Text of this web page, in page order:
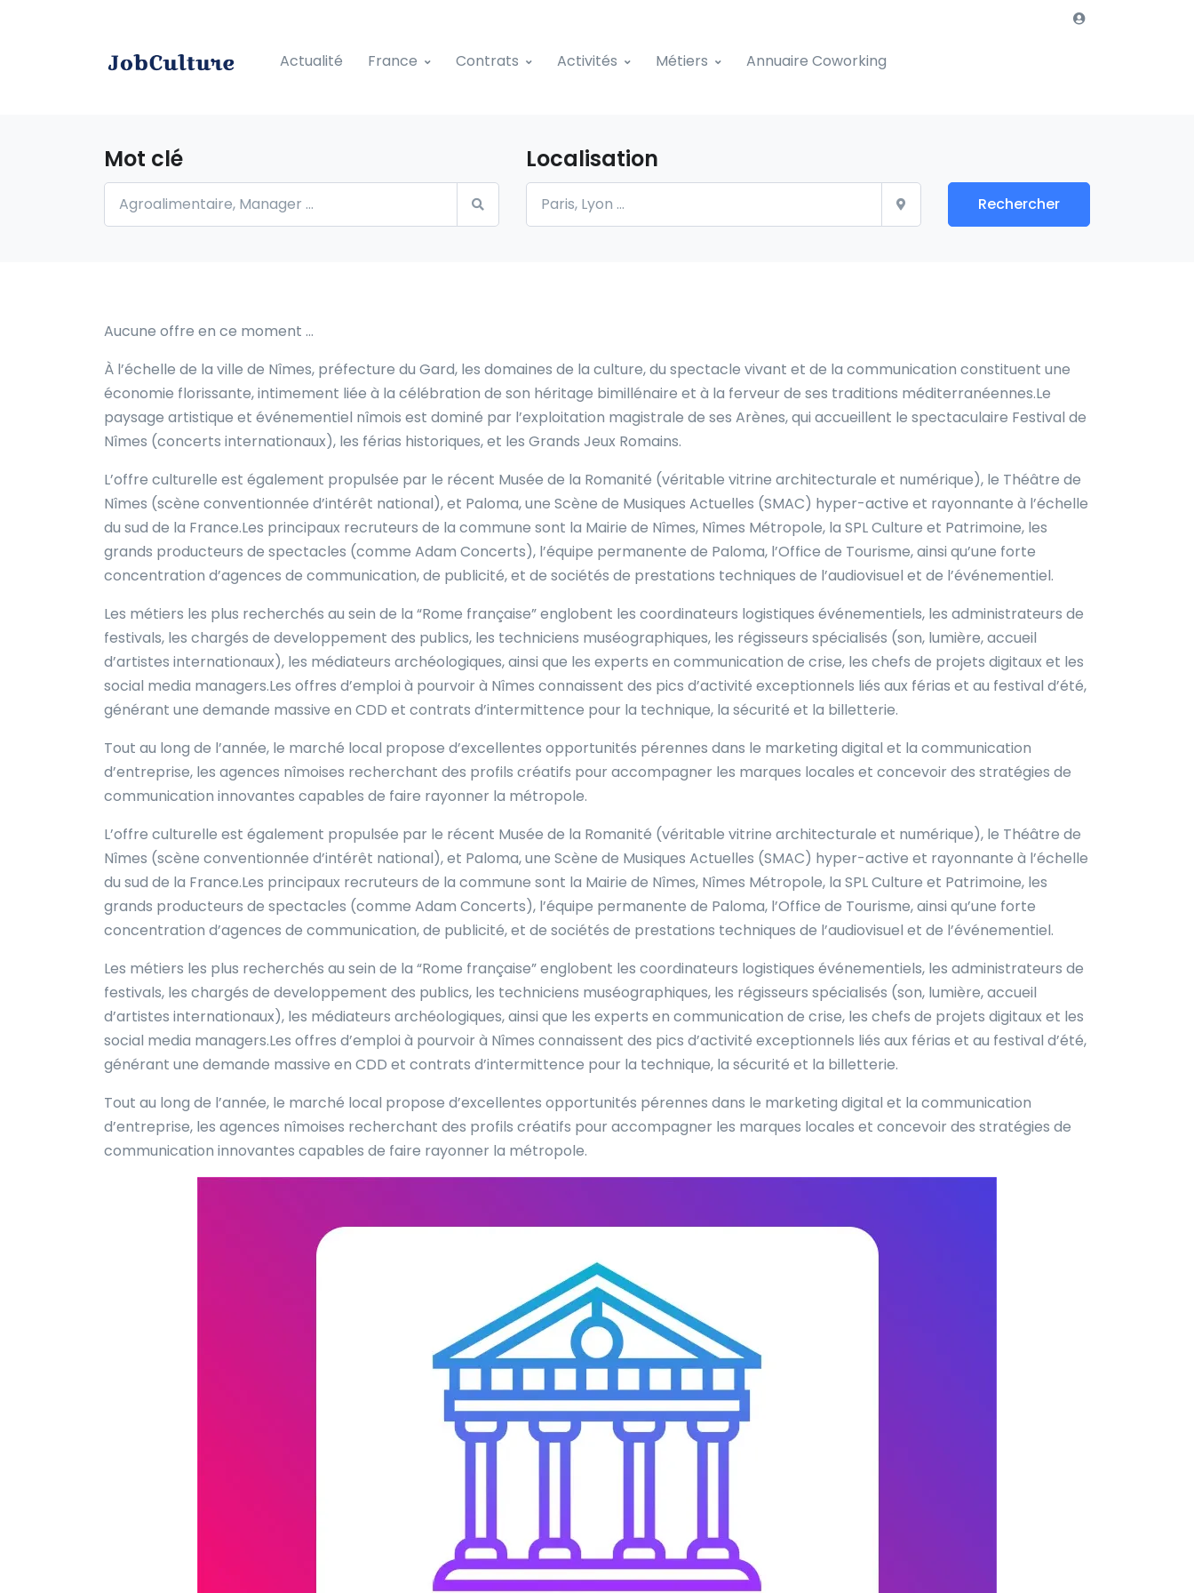
Actualité France Contrats Activités Métiers Annuaire Coworking
Mot clé Localisation
Rechercher
Aucune offre en ce moment …
À l’échelle de la ville de Nîmes, préfecture du Gard, les domaines de la culture, du spectacle vivant et de la communication constituent une
économie florissante, intimement liée à la célébration de son héritage bimillénaire et à la ferveur de ses traditions méditerranéennes.Le
paysage artistique et événementiel nîmois est dominé par l’exploitation magistrale de ses Arènes, qui accueillent le spectaculaire Festival de
Nîmes (concerts internationaux), les férias historiques, et les Grands Jeux Romains.
L’offre culturelle est également propulsée par le récent Musée de la Romanité (véritable vitrine architecturale et numérique), le Théâtre de
Nîmes (scène conventionnée d’intérêt national), et Paloma, une Scène de Musiques Actuelles (SMAC) hyper-active et rayonnante à l’échelle
du sud de la France.Les principaux recruteurs de la commune sont la Mairie de Nîmes, Nîmes Métropole, la SPL Culture et Patrimoine, les
grands producteurs de spectacles (comme Adam Concerts), l’équipe permanente de Paloma, l’Office de Tourisme, ainsi qu’une forte
concentration d’agences de communication, de publicité, et de sociétés de prestations techniques de l’audiovisuel et de l’événementiel.
Les métiers les plus recherchés au sein de la “Rome française” englobent les coordinateurs logistiques événementiels, les administrateurs de
festivals, les chargés de developpement des publics, les techniciens muséographiques, les régisseurs spécialisés (son, lumière, accueil
d’artistes internationaux), les médiateurs archéologiques, ainsi que les experts en communication de crise, les chefs de projets digitaux et les
social media managers.Les offres d’emploi à pourvoir à Nîmes connaissent des pics d’activité exceptionnels liés aux férias et au festival d’été,
générant une demande massive en CDD et contrats d’intermittence pour la technique, la sécurité et la billetterie.
Tout au long de l’année, le marché local propose d’excellentes opportunités pérennes dans le marketing digital et la communication
d’entreprise, les agences nîmoises recherchant des profils créatifs pour accompagner les marques locales et concevoir des stratégies de
communication innovantes capables de faire rayonner la métropole.
L’offre culturelle est également propulsée par le récent Musée de la Romanité (véritable vitrine architecturale et numérique), le Théâtre de
Nîmes (scène conventionnée d’intérêt national), et Paloma, une Scène de Musiques Actuelles (SMAC) hyper-active et rayonnante à l’échelle
du sud de la France.Les principaux recruteurs de la commune sont la Mairie de Nîmes, Nîmes Métropole, la SPL Culture et Patrimoine, les
grands producteurs de spectacles (comme Adam Concerts), l’équipe permanente de Paloma, l’Office de Tourisme, ainsi qu’une forte
concentration d’agences de communication, de publicité, et de sociétés de prestations techniques de l’audiovisuel et de l’événementiel.
Les métiers les plus recherchés au sein de la “Rome française” englobent les coordinateurs logistiques événementiels, les administrateurs de
festivals, les chargés de developpement des publics, les techniciens muséographiques, les régisseurs spécialisés (son, lumière, accueil
d’artistes internationaux), les médiateurs archéologiques, ainsi que les experts en communication de crise, les chefs de projets digitaux et les
social media managers.Les offres d’emploi à pourvoir à Nîmes connaissent des pics d’activité exceptionnels liés aux férias et au festival d’été,
générant une demande massive en CDD et contrats d’intermittence pour la technique, la sécurité et la billetterie.
Tout au long de l’année, le marché local propose d’excellentes opportunités pérennes dans le marketing digital et la communication
d’entreprise, les agences nîmoises recherchant des profils créatifs pour accompagner les marques locales et concevoir des stratégies de
communication innovantes capables de faire rayonner la métropole.